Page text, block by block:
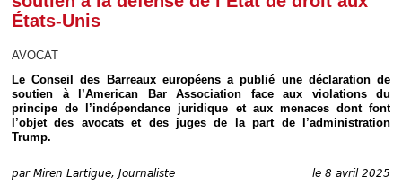
États-Unis
AVOCAT
Le Conseil des Barreaux européens a publié une déclaration de
soutien à l’American Bar Association face aux violations du
principe de l’indépendance juridique et aux menaces dont font
l’objet des avocats et des juges de la part de l’administration
Trump.
par Miren Lartigue, Journaliste le 8 avril 2025